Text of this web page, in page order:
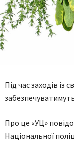
Під час заходів із
Про це «УЦ»
Національної